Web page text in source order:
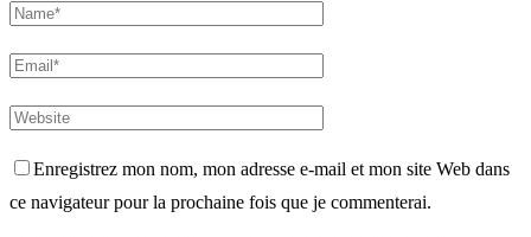
Enregistrez mon nom, mon adresse e-mail et mon site Web dans
ce navigateur pour la prochaine fois que je commenterai.